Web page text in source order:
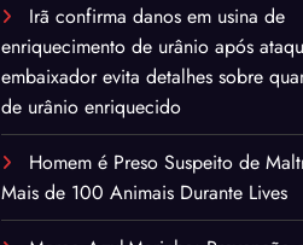
Irã confirma danos em usina de
enriquecimento de urânio após
embaixador evita detalhes sobre
de urânio enriquecido
Homem é Preso Suspeito de
Mais de 100 Animais Durante Lives